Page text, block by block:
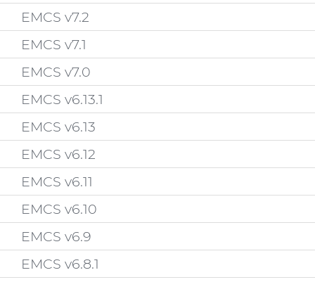
EMCS v7.2
EMCS v7.1
EMCS v7.0
EMCS v6.13.1
EMCS v6.13
EMCS v6.12
EMCS v6.11
EMCS v6.10
EMCS v6.9
EMCS v6.8.1